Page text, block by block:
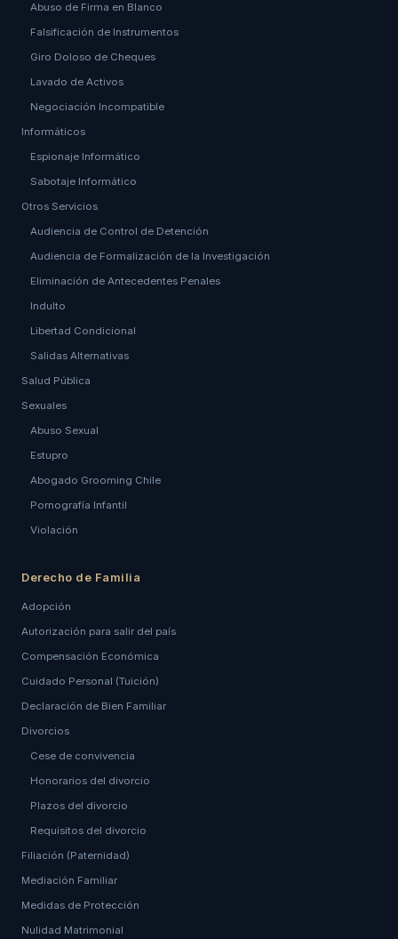
Abuso de Firma en Blanco
Falsificación de Instrumentos
Giro Doloso de Cheques
Lavado de Activos
Negociación Incompatible
Informáticos
Espionaje Informático
Sabotaje Informático
Otros Servicios
Audiencia de Control de Detención
Audiencia de Formalización de la Investigación
Eliminación de Antecedentes Penales
Indulto
Libertad Condicional
Salidas Alternativas
Salud Pública
Sexuales
Abuso Sexual
Estupro
Abogado Grooming Chile
Pornografía Infantil
Violación
Derecho de Familia
Adopción
Autorización para salir del país
Compensación Económica
Cuidado Personal (Tuición)
Declaración de Bien Familiar
Divorcios
Cese de convivencia
Honorarios del divorcio
Plazos del divorcio
Requisitos del divorcio
Filiación (Paternidad)
Mediación Familiar
Medidas de Protección
Nulidad Matrimonial